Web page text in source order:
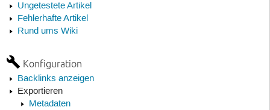
Ungetestete Artikel
Fehlerhafte Artikel
Rund ums Wiki
Konfiguration
Backlinks anzeigen
Exportieren
Metadaten